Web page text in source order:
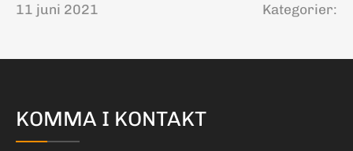
11 juni 2021 Kategorier:
KOMMA I KONTAKT